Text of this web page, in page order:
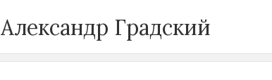
Александр Градский